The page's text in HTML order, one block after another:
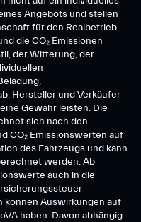
Angebots und stellen
für den Realbetrieb
die CO₂ Emissionen
der Witterung, der
Hersteller und Verkäufer
Gewähr leisten. Die
sich nach den
CO₂ Emissionswerten auf
des Fahrzeugs und kann
werden. Ab
auch in die
können Auswirkungen auf
haben. Davon abhängig